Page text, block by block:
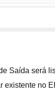
Saída será
existente no